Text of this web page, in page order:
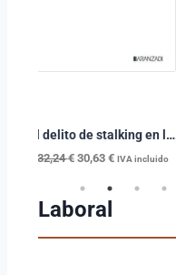
El delito de stalking en la era digital
32,24€ 30,63 € IVA incluido
Laboral